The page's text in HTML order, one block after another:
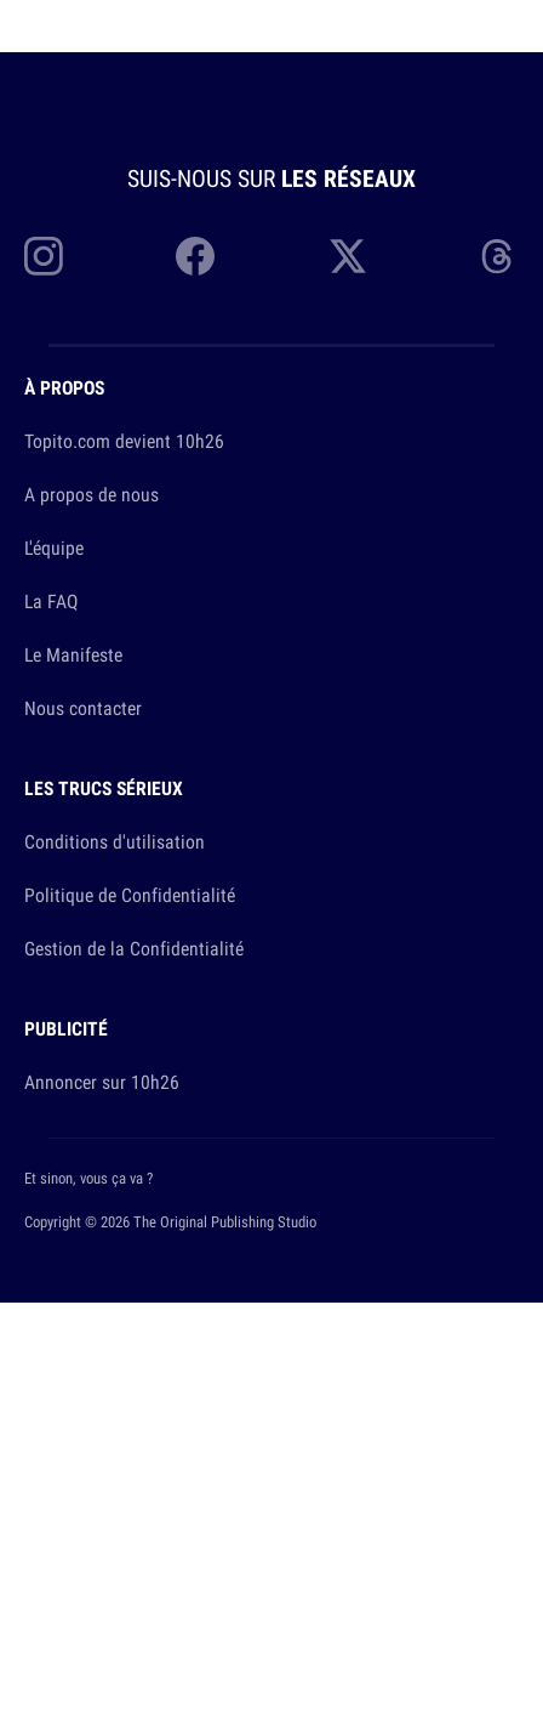
SUIS-NOUS SUR LES RÉSEAUX
À PROPOS
Topito.com devient 10h26
A propos de nous
L'équipe
La FAQ
Le Manifeste
Nous contacter
LES TRUCS SÉRIEUX
Conditions d'utilisation
Politique de Confidentialité
Gestion de la Confidentialité
PUBLICITÉ
Annoncer sur 10h26
Copyright © 2026 The Original Publishing Studio
Et sinon, vous ça va ?